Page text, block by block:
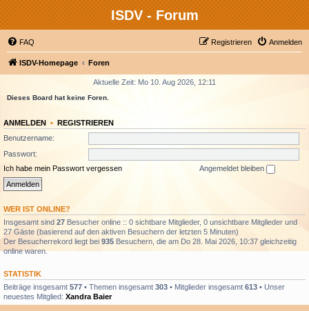
ISDV - Forum
FAQ Anmelden
Registrieren
ISDV-Homepage Foren
Aktuelle Zeit: Mo 10. Aug 2026, 12:11
Dieses Board hat keine Foren.
ANMELDEN • REGISTRIEREN
Benutzername:
Passwort:
Ich habe mein Passwort vergessen
Angemeldet bleiben
WER IST ONLINE?
Insgesamt sind 27 Besucher online :: 0 sichtbare Mitglieder, 0 unsichtbare Mitglieder und
27 Gäste (basierend auf den aktiven Besuchern der letzten 5 Minuten)
Der Besucherrekord liegt bei 935 Besuchern, die am Do 28. Mai 2026, 10:37 gleichzeitig
online waren.
STATISTIK
Beiträge insgesamt 577 • Themen insgesamt 303 • Mitglieder insgesamt 613 • Unser
neuestes Mitglied: Xandra Baier